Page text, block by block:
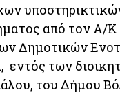
από τον Α/
Δημοτικών
εντός των
του Δήμου